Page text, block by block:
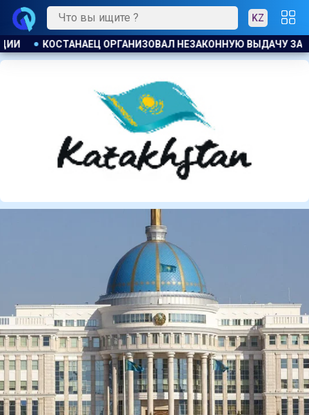
KZ
ЗАЙМОВ ПОД 120 % ГОДОВЫХ К ЧЕМУ ПРИДЁТ СУД?